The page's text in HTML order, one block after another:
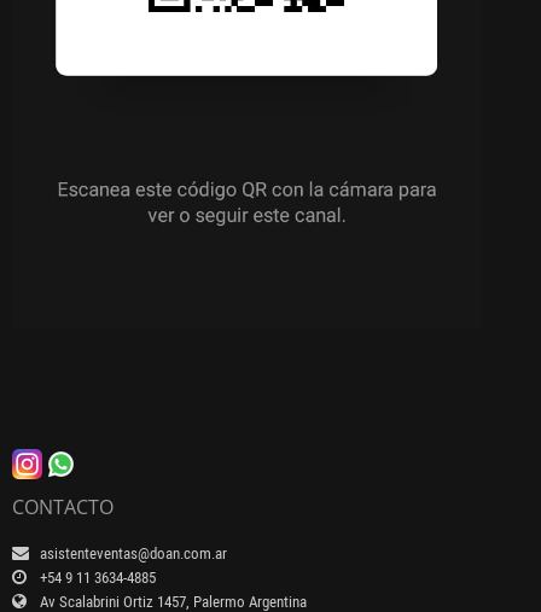
CONTACTO
asistenteventas@doan.com.ar
+54 9 11 3634-4885
Av Scalabrini Ortiz 1457, Palermo Argentina